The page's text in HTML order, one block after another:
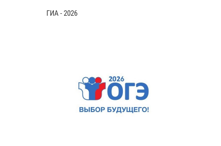
ГИА - 2026